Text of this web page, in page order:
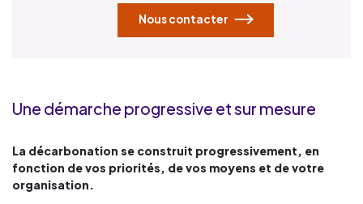
Nous contacter
Une démarche progressive et sur mesure
La décarbonation se construit progressivement, en
fonction de vos priorités, de vos moyens et de votre
organisation.